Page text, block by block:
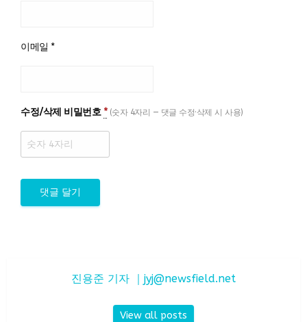
이메일 *
수정/삭제 비밀번호 * (숫자 4자리 — 댓글 수정·삭제 시 사용)
진용준 기자 ｜ jyj@newsfield.net
View all posts